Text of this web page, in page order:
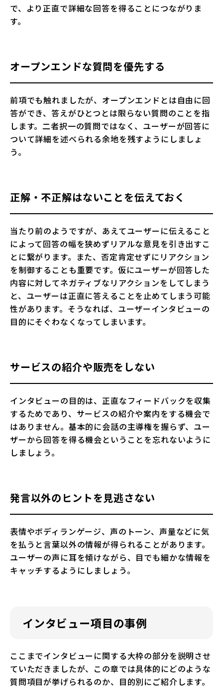
で、より正直で詳細な回答を得ることにつながりま
す。
オープンエンドな質問を優先する
前項でも触れましたが、オープンエンドとは自由に回
答ができ、答えがひとつとは限らない質問のことを指
します。二者択一の質問ではなく、ユーザーが回答に
ついて詳細を述べられる余地を残すようにしましょ
う。
正解・不正解はないことを伝えておく
当たり前のようですが、あえてユーザーに伝えること
によって回答の幅を狭めずリアルな意見を引き出すこ
とに繋がります。また、否定肯定せずにリアクション
を制御することも重要です。仮にユーザーが回答した
内容に対してネガティブなリアクションをしてしまう
と、ユーザーは正直に答えることを止めてしまう可能
性があります。そうなれば、ユーザーインタビューの
目的にそぐわなくなってしまいます。
サービスの紹介や販売をしない
インタビューの目的は、正直なフィードバックを収集
するためであり、サービスの紹介や案内をする機会で
はありません。基本的に会話の主導権を握らず、ユー
ザーから回答を得る機会ということを忘れないように
しましょう。
発言以外のヒントを見逃さない
表情やボディランゲージ、声のトーン、声量などに気
を払うと言葉以外の情報が得られることがあります。
ユーザーの声に耳を傾けながら、目でも細かな情報を
キャッチするようにしましょう。
インタビュー項目の事例
ここまでインタビューに関する大枠の部分を説明させ
ていただきましたが、この章では具体的にどのような
質問項目が挙げられるのか、目的別にご紹介します。